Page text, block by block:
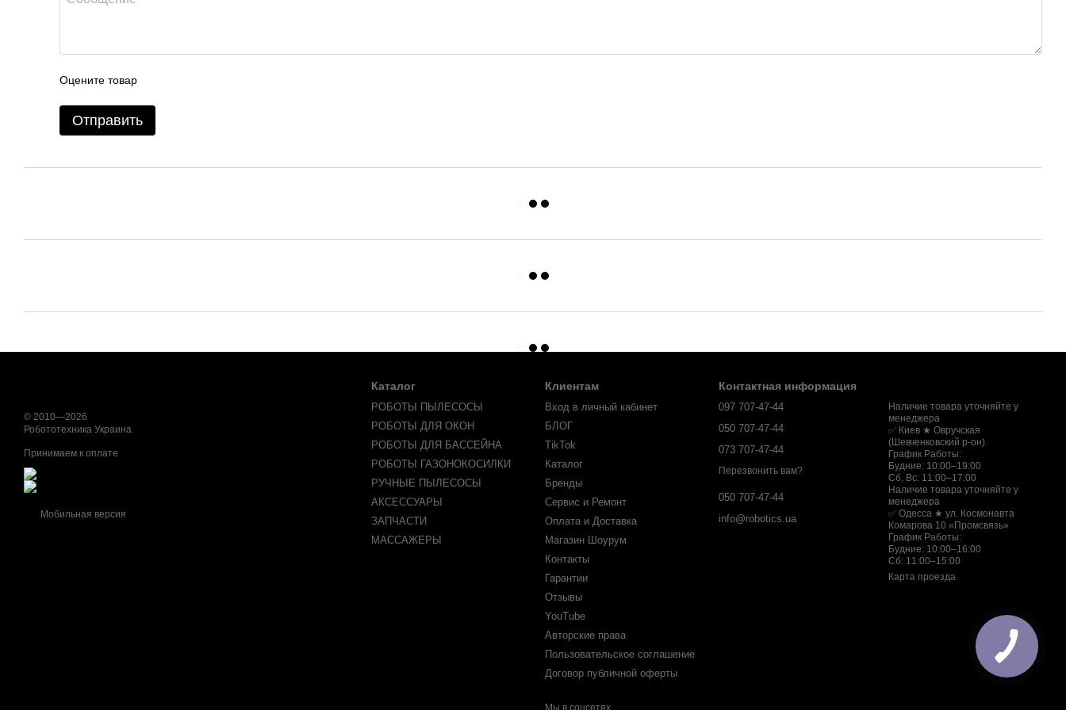
Оцените товар
Отправить
© 2010—2026
Робототехника Украина
Принимаем к оплате
Мобильная версия
Каталог
РОБОТЫ ПЫЛЕСОСЫ
РОБОТЫ ДЛЯ ОКОН
РОБОТЫ ДЛЯ БАССЕЙНА
РОБОТЫ ГАЗОНОКОСИЛКИ
РУЧНЫЕ ПЫЛЕСОСЫ
АКСЕССУАРЫ
ЗАПЧАСТИ
МАССАЖЕРЫ
Клиентам
Вход в личный кабинет
БЛОГ
TikTok
Каталог
Бренды
Сервис и Ремонт
Оплата и Доставка
Магазин Шоурум
Контакты
Гарантии
Отзывы
YouTube
Авторские права
Пользовательское соглашение
Договор публичной оферты
Мы в соцсетях
Контактная информация
097 707-47-44
050 707-47-44
073 707-47-44
Перезвонить вам?
050 707-47-44
info@robotics.ua
Наличие товара уточняйте у
менеджера
✅ Киев ★ Овручская
(Шевченковский р-он)
График Работы:
Будние: 10:00–19:00
Сб, Вс: 11:00–17:00
Наличие товара уточняйте у
менеджера
✅ Одесса ★ ул. Космонавта
Комарова 10 «Промсвязь»
График Работы:
Будние: 10:00–16:00
Сб: 11:00–15:00
Карта проезда